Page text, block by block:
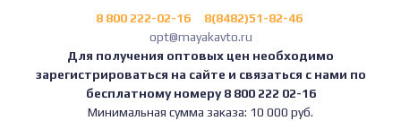
8 800 222-02-16
8(8482)51-82-46
opt@mayakavto.ru
Для получения оптовых цен необходимо
зарегистрироваться на сайте и связаться с нами по
бесплатному номеру 8 800 222 02-16
Минимальная сумма заказа: 10 000 руб.